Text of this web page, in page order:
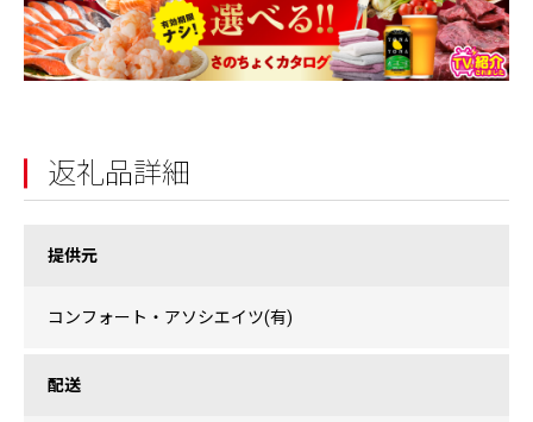
返礼品詳細
提供元
コンフォート・アソシエイツ(有)
配送